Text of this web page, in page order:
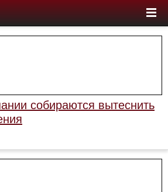
собираются вытеснить